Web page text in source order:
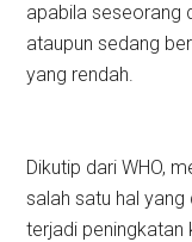
apabila seseorang
ataupun sedang
yang rendah.
Dikutip dari WHO,
salah satu hal
terjadi peningkatan